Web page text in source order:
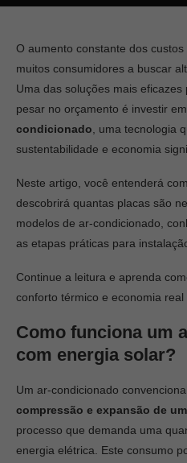
O aumento constante dos
muitos consumidores a buscar
Uma das soluções mais
pesar no orçamento é investir em
condicionado , uma tecnologia
sustentabilidade e economia
Neste artigo, você entenderá
descobrirá quantas placas são
modelos de ar-condicionado,
as etapas práticas para
Continue a leitura e aprenda
conforto térmico e economia
Como funciona um
com energia solar?
Um ar-condicionado
compressão e expansão de
processo que demanda uma
energia elétrica. Este consumo